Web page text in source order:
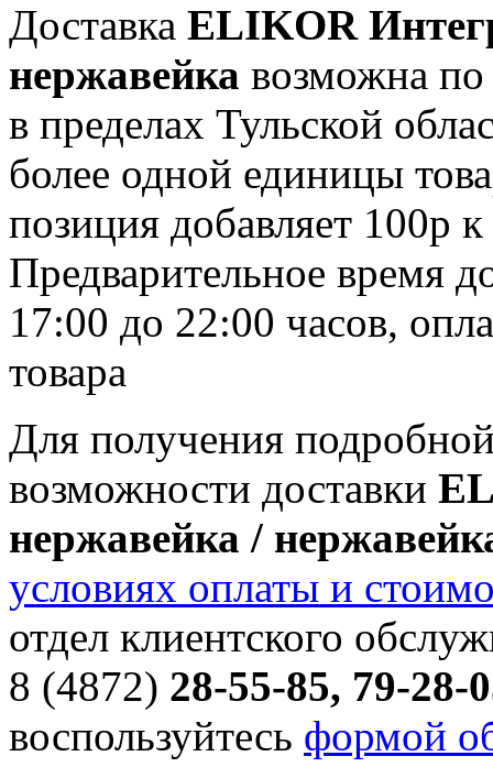
Доставка ELIKOR
нержавейка возможна по
в пределах Тульской
более одной единицы
позиция добавляет 100р
Предварительное время
17:00 до 22:00 часов,
товара
Для получения
возможности доставки
нержавейка /
условиях оплаты и
отдел клиентского
8 (4872) 28-55-85, 79-28-
воспользуйтесь формой